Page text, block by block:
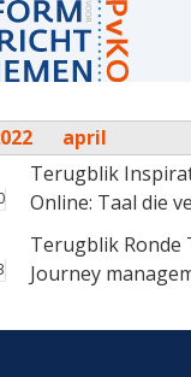
april
Terugblik
Online: Taal die
Terugblik Ronde
Journey